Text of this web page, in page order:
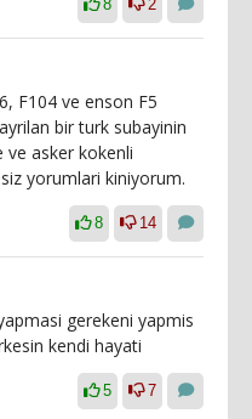
8 2
F104 ve enson F5
bir turk subayinin
ve asker kokenli
yorumlari kiniyorum.
8 14
gerekeni yapmis
kendi hayati
5 7